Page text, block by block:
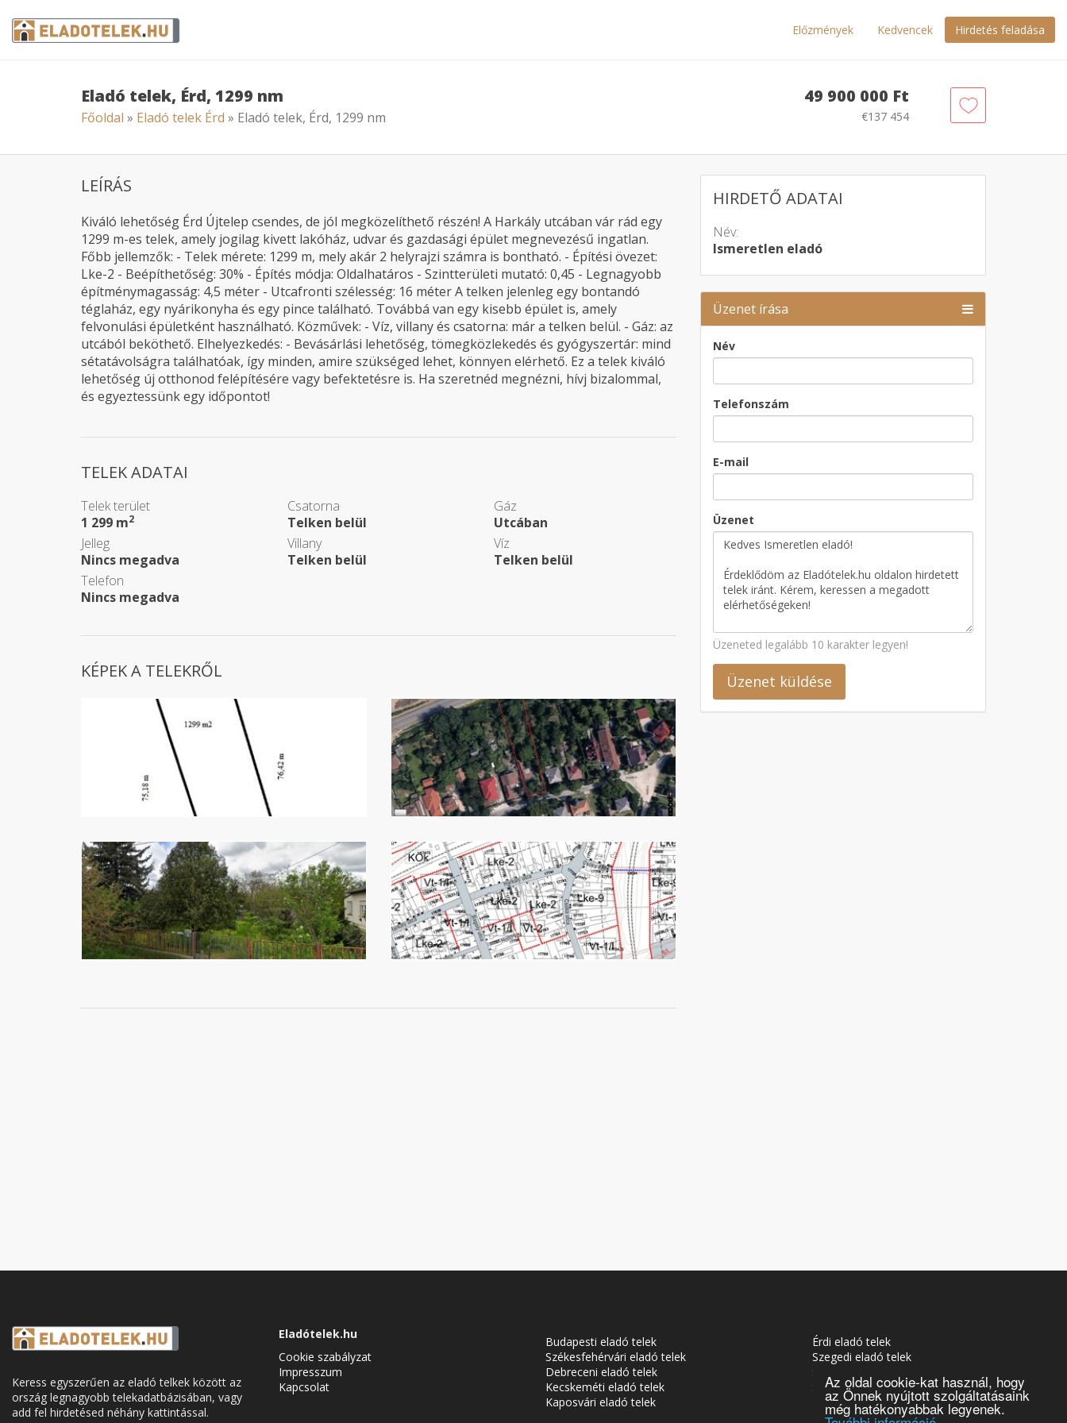
Az oldal cookie-kat használ, hogy
az Önnek nyújtott szolgáltatásaink
még hatékonyabbak legyenek.
Előzmények Kedvencek Hirdetés feladása
Eladó telek, Érd, 1299 nm
Főoldal » Eladó telek Érd » Eladó telek, Érd, 1299 nm
49 900 000 Ft
€137 454
HIRDETŐ ADATAI
Név:
Ismeretlen eladó
Üzenet írása
Név
Telefonszám
E-mail
Üzenet
Üzeneted legalább 10 karakter legyen!
Üzenet küldése
LEÍRÁS
Kiváló lehetőség Érd Újtelep csendes, de jól megközelíthető részén! A Harkály utcában vár rád egy
1299 m-es telek, amely jogilag kivett lakóház, udvar és gazdasági épület megnevezésű ingatlan.
Főbb jellemzők: - Telek mérete: 1299 m, mely akár 2 helyrajzi számra is bontható. - Építési övezet:
Lke-2 - Beépíthetőség: 30% - Építés módja: Oldalhatáros - Szintterületi mutató: 0,45 - Legnagyobb
építménymagasság: 4,5 méter - Utcafronti szélesség: 16 méter A telken jelenleg egy bontandó
téglaház, egy nyárikonyha és egy pince található. Továbbá van egy kisebb épület is, amely
felvonulási épületként használható. Közművek: - Víz, villany és csatorna: már a telken belül. - Gáz: az
utcából beköthető. Elhelyezkedés: - Bevásárlási lehetőség, tömegközlekedés és gyógyszertár: mind
sétatávolságra találhatóak, így minden, amire szükséged lehet, könnyen elérhető. Ez a telek kiváló
lehetőség új otthonod felépítésére vagy befektetésre is. Ha szeretnéd megnézni, hívj bizalommal,
és egyeztessünk egy időpontot!
TELEK ADATAI
Telek terület
1 299 m2
Csatorna
Telken belül
Gáz
Utcában
Jelleg
Nincs megadva
Villany
Telken belül
Víz
Telken belül
Telefon
Nincs megadva
KÉPEK A TELEKRŐL
Keress egyszerűen az eladó telkek között az
ország legnagyobb telekadatbázisában, vagy
add fel hirdetésed néhány kattintással.
Eladótelek.hu
Cookie szabályzat
Impresszum
Kapcsolat
Budapesti eladó telek
Székesfehérvári eladó telek
Debreceni eladó telek
Kecskeméti eladó telek
Kaposvári eladó telek
Érdi eladó telek
Szegedi eladó telek
Soproni eladó telek
Siófoki eladó telek
Tatabányai eladó telek